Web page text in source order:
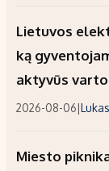
Lietuvos
ką
aktyvūs
2026-08-06|
Miesto